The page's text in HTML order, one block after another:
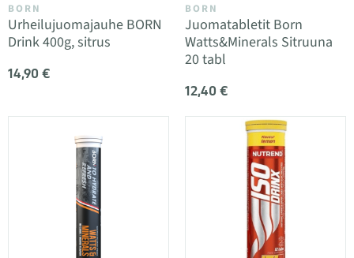
BORN
Urheilujuomajauhe BORN
Drink 400g, sitrus
14,90 €
BORN
Juomatabletit Born
Watts&Minerals Sitruuna
20 tabl
12,40 €